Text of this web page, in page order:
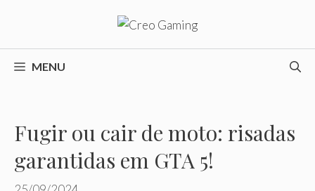
o
conteúdoMENU
Fugir ou cair de moto: risadas
garantidas em GTA 5!